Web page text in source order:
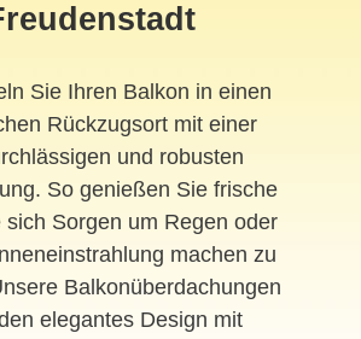
Sie Ihren Balkon in einen
Rückzugsort mit einer
und robusten
So genießen Sie frische
sich Sorgen um Regen oder
machen zu
Balkonüberdachungen
elegantes Design mit